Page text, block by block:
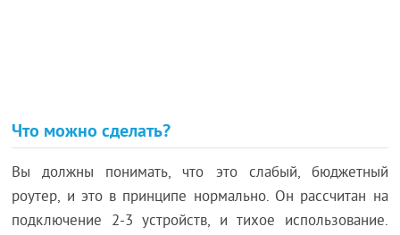
Что можно сделать?
Вы должны понимать, что это слабый, бюджетный
роутер, и это в принципе нормально. Он рассчитан на
подключение 2-3 устройств, и тихое использование.